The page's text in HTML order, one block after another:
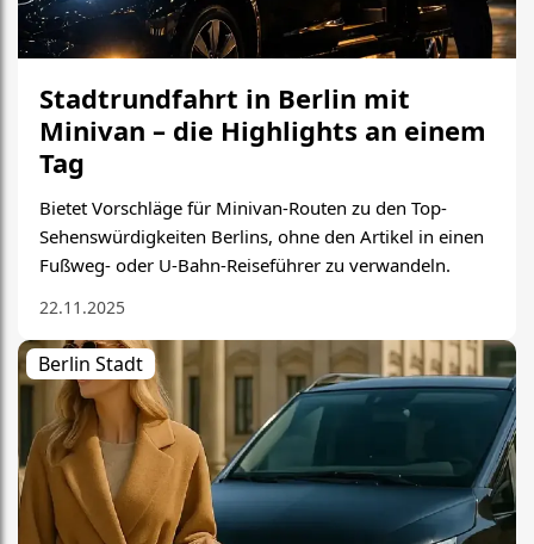
Stadtrundfahrt in Berlin mit
Minivan – die Highlights an einem
Tag
Bietet Vorschläge für Minivan-Routen zu den Top-
Sehenswürdigkeiten Berlins, ohne den Artikel in einen
Fußweg- oder U-Bahn-Reiseführer zu verwandeln.
22.11.2025
Berlin Stadt